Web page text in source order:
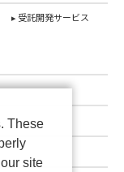
▸ 受託開発サービス
These
site